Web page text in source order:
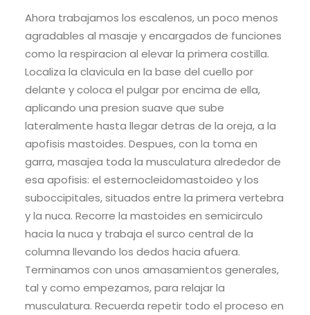
Ahora trabajamos los escalenos, un poco menos
agradables al masaje y encargados de funciones
como la respiracion al elevar la primera costilla.
Localiza la clavicula en la base del cuello por
delante y coloca el pulgar por encima de ella,
aplicando una presion suave que sube
lateralmente hasta llegar detras de la oreja, a la
apofisis mastoides. Despues, con la toma en
garra, masajea toda la musculatura alrededor de
esa apofisis: el esternocleidomastoideo y los
suboccipitales, situados entre la primera vertebra
y la nuca. Recorre la mastoides en semicirculo
hacia la nuca y trabaja el surco central de la
columna llevando los dedos hacia afuera.
Terminamos con unos amasamientos generales,
tal y como empezamos, para relajar la
musculatura. Recuerda repetir todo el proceso en